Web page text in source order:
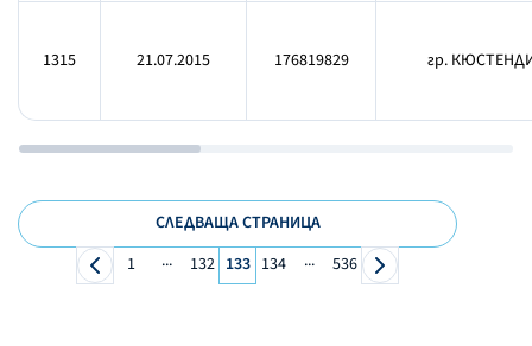
1315 21.07.2015 176819829 гр.
СЛЕДВАЩА СТРАНИЦА
1
... 132 133 134 ... 536